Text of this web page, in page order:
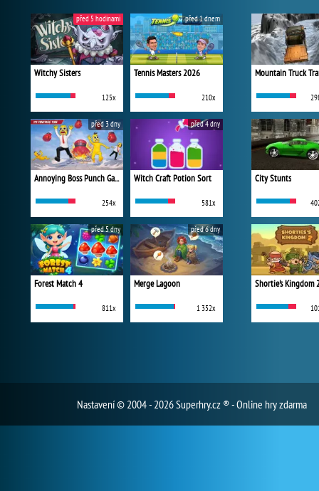
Witchy Sisters
125x
před 5 hodinami
Tennis Masters 2026
210x
před 1 dnem
Annoying Boss Punch Game
254x
před 3 dny
Witch Craft Potion Sort
581x
před 4 dny
Forest Match 4
811x
před 5 dny
Merge Lagoon
1 352x
před 6 dny
Mountain Truck
City Stunts
Shortie's Kingdom
Nastavení© 2004 - 2026 Superhry.cz ® - Online hry zdarma